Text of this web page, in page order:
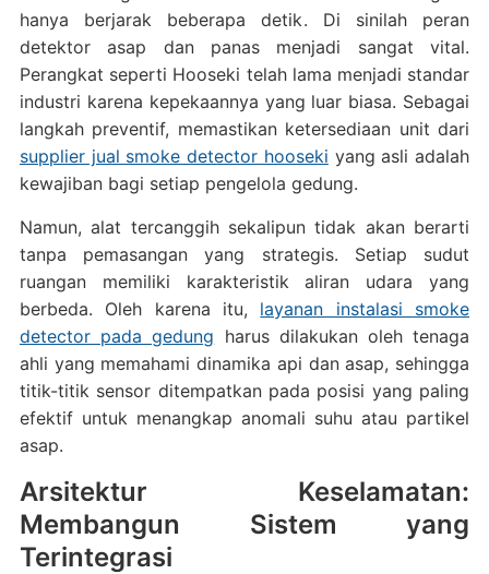
hanya berjarak beberapa detik. Di sinilah peran
detektor asap dan panas menjadi sangat vital.
Perangkat seperti Hooseki telah lama menjadi standar
industri karena kepekaannya yang luar biasa. Sebagai
langkah preventif, memastikan ketersediaan unit dari
supplier jual smoke detector hooseki yang asli adalah
kewajiban bagi setiap pengelola gedung.
Namun, alat tercanggih sekalipun tidak akan berarti
tanpa pemasangan yang strategis. Setiap sudut
ruangan memiliki karakteristik aliran udara yang
berbeda. Oleh karena itu, layanan instalasi smoke
detector pada gedung harus dilakukan oleh tenaga
ahli yang memahami dinamika api dan asap, sehingga
titik-titik sensor ditempatkan pada posisi yang paling
efektif untuk menangkap anomali suhu atau partikel
asap.
Arsitektur Keselamatan:
Membangun Sistem yang
Terintegrasi